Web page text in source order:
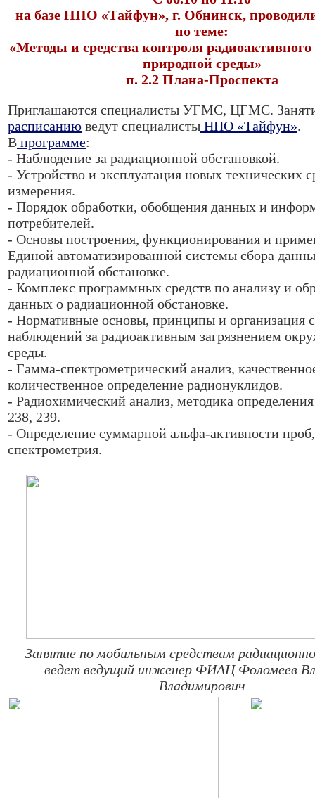
на базе НПО «Тайфун», г. Обнинск,
по теме:
«Методы и средства контроля радиоактивного
природной среды»
п. 2.2 Плана-Проспекта
Приглашаются специалисты УГМС, ЦГМС.
расписанию ведут специалисты НПО «Тайфун».
В программе:
- Наблюдение за радиационной обстановкой.
- Устройство и эксплуатация новых технических
измерения.
- Порядок обработки, обобщения данных и
потребителей.
- Основы построения, функционирования и
Единой автоматизированной системы сбора
радиационной обстановке.
- Комплекс программных средств по анализу и
данных о радиационной обстановке.
- Нормативные основы, принципы и организация
наблюдений за радиоактивным загрязнением
среды.
- Гамма-спектрометрический анализ,
количественное определение радионуклидов.
- Радиохимический анализ, методика
238, 239.
- Определение суммарной альфа-активности
спектрометрия.
Занятие по мобильным средствам
ведет ведущий инженер ФИАЦ Фоломеев
Владимирович